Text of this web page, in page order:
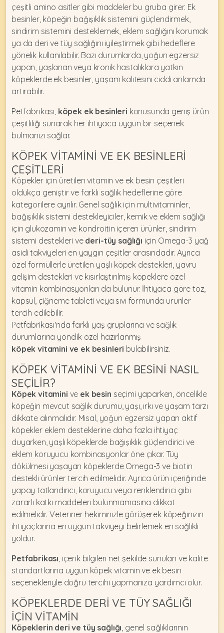
çeşitli amino asitler gibi maddeler bu gruba girer. Ek
besinler, köpeğin bağışıklık sistemini güçlendirmek,
sindirim sistemini desteklemek, eklem sağlığını korumak
ya da deri ve tüy sağlığını iyileştirmek gibi hedeflere
yönelik kullanılabilir. Bazı durumlarda, yoğun egzersiz
yapan, yaşlanan veya kronik hastalıklara yatkın
köpeklerde ek besinler, yaşam kalitesini ciddi anlamda
artırabilir.
Petfabrikası, köpek ek besinleri konusunda geniş ürün
çeşitliliği sunarak her ihtiyaca uygun bir seçenek
bulmanızı sağlar.
KÖPEK VITAMINI VE EK BESINLERI
ÇEŞITLERI
Köpekler için üretilen vitamin ve ek besin çeşitleri
oldukça geniştir ve farklı sağlık hedeflerine göre
kategorilere ayrılır. Genel sağlık için multivitaminler,
bağışıklık sistemi destekleyiciler, kemik ve eklem sağlığı
için glukozamin ve kondroitin içeren ürünler, sindirim
sistemi destekleri ve deri-tüy sağlığı için Omega-3 yağ
asidi takviyeleri en yaygın çeşitler arasındadır. Ayrıca
özel formüllerle üretilen yaşlı köpek destekleri, yavru
gelişim destekleri ve kısırlaştırılmış köpeklere özel
vitamin kombinasyonları da bulunur. İhtiyaca göre toz,
kapsül, çiğneme tableti veya sıvı formunda ürünler
tercih edilebilir.
Petfabrikası'nda farklı yaş gruplarına ve sağlık
durumlarına yönelik özel hazırlanmış
köpek vitamini ve ek besinleri bulabilirsiniz.
KÖPEK VITAMINI VE EK BESINI NASIL
SEÇILIR?
Köpek vitamini ve ek besin seçimi yaparken, öncelikle
köpeğin mevcut sağlık durumu, yaşı, ırkı ve yaşam tarzı
dikkate alınmalıdır. Misal, yoğun egzersiz yapan aktif
köpekler eklem desteklerine daha fazla ihtiyaç
duyarken, yaşlı köpeklerde bağışıklık güçlendirici ve
eklem koruyucu kombinasyonlar öne çıkar. Tüy
dökülmesi yaşayan köpeklerde Omega-3 ve biotin
destekli ürünler tercih edilmelidir. Ayrıca ürün içeriğinde
yapay tatlandırıcı, koruyucu veya renklendirici gibi
zararlı katkı maddeleri bulunmamasına dikkat
edilmelidir. Veteriner hekiminizle görüşerek köpeğinizin
ihtiyaçlarına en uygun takviyeyi belirlemek en sağlıklı
yoldur.
Petfabrikası, içerik bilgileri net şekilde sunulan ve kalite
standartlarına uygun köpek vitamin ve ek besin
seçenekleriyle doğru tercihi yapmanıza yardımcı olur.
KÖPEKLERDE DERI VE TÜY SAĞLIĞI
İÇIN VITAMIN
Köpeklerin deri ve tüy sağlığı, genel sağlıklarının